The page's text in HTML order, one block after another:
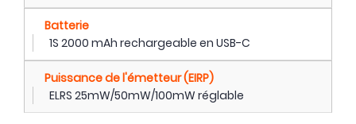
Batterie
1S 2000 mAh rechargeable en USB-C
Puissance de l'émetteur (EIRP)
ELRS 25mW/50mW/100mW réglable